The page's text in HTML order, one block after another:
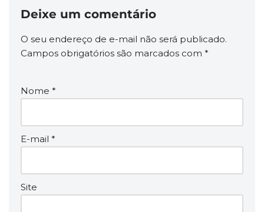
Deixe um comentário
O seu endereço de e-mail não será publicado.
Campos obrigatórios são marcados com *
Nome *
E-mail *
Site